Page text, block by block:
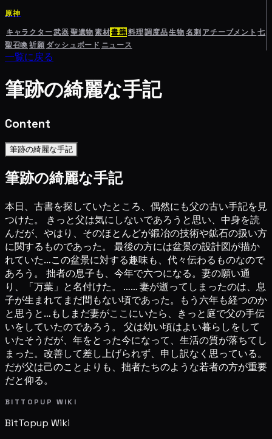
原神
キャラクター武器聖遺物素材書籍料理調度品生物名刺 アチーブメント 七
聖召喚祈願 ダッシュボード ニュース
一覧に戻る
筆跡の綺麗な手記
Content
筆跡の綺麗な手記
筆跡の綺麗な手記
本日、古書を探していたところ、偶然にも父の古い手記を見
つけた。 きっと父は気にしないであろうと思い、中身を読
んだが、やはり、そのほとんどが鍛冶の技術や鉱石の扱い方
に関するものであった。 最後の方には盆景の設計図が描か
れていた…この盆景に対する趣味も、代々伝わるものなので
あろう。 拙者の息子も、今年で六つになる。妻の願い通
り、「万葉」と名付けた。 …… 妻が逝ってしまったのは、息
子が生まれてまだ間もない頃であった。もう六年も経つのか
と思うと…もしまだ妻がここにいたら、きっと庭で父の手伝
いをしていたのであろう。 父は幼い頃はよい暮らしをして
いたそうだが、年をとった今になって、生活の質が落ちてし
まった。改善して差し上げられず、申し訳なく思っている。
だが父は己のことよりも、拙者たちのような若者の方が重要
だと仰る。
BITTOPUP WIKI
BitTopup Wiki